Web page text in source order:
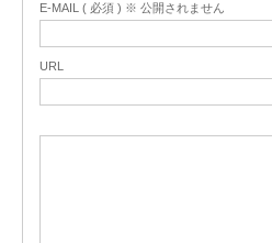
E-MAIL ( 必須 ) ※ 公開されません
URL